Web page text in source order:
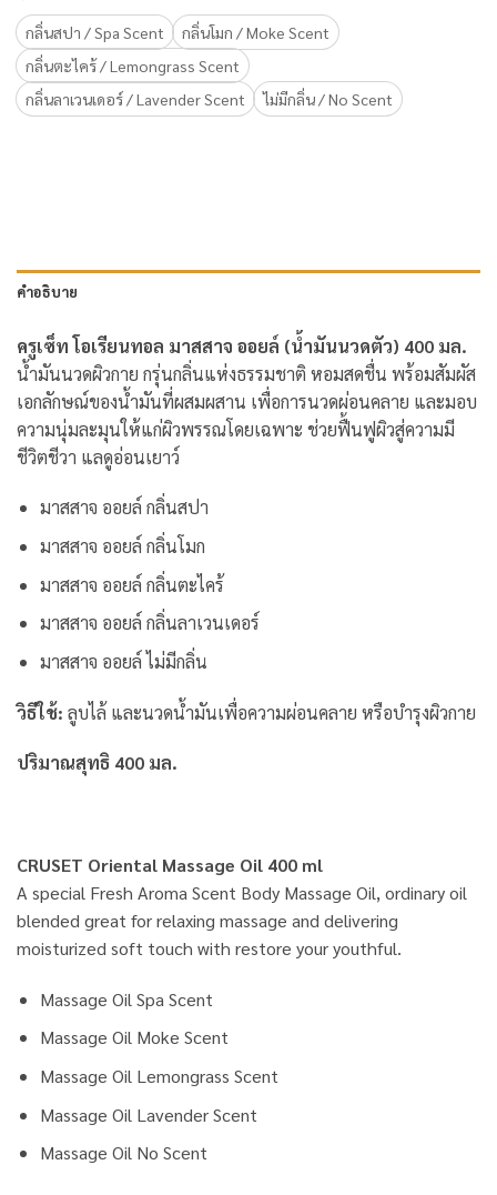
กลิ่นสปา / Spa Scent
กลิ่นโมก / Moke Scent
กลิ่นตะไคร้ / Lemongrass Scent
กลิ่นลาเวนเดอร์ / Lavender Scent
ไม่มีกลิ่น / No Scent
คำอธิบาย
ครูเซ็ท โอเรียนทอล มาสสาจ ออยล์ (น้ำมันนวดตัว) 400 มล.
น้ำมันนวดผิวกาย กรุ่นกลิ่นแห่งธรรมชาติ หอมสดชื่น พร้อมสัมผัส
เอกลักษณ์ของน้ำมันที่ผสมผสาน เพื่อการนวดผ่อนคลาย และมอบ
ความนุ่มละมุนให้แก่ผิวพรรณโดยเฉพาะ ช่วยฟื้นฟูผิวสู่ความมี
ชีวิตชีวา แลดูอ่อนเยาว์
มาสสาจ ออยล์ กลิ่นสปา
มาสสาจ ออยล์ กลิ่นโมก
มาสสาจ ออยล์ กลิ่นตะไคร้
มาสสาจ ออยล์ กลิ่นลาเวนเดอร์
มาสสาจ ออยล์ ไม่มีกลิ่น
วิธีใช้: ลูบไล้ และนวดน้ำมันเพื่อความผ่อนคลาย หรือบำรุงผิวกาย
ปริมาณสุทธิ 400 มล.
CRUSET Oriental Massage Oil 400 ml
A special Fresh Aroma Scent Body Massage Oil, ordinary oil
blended great for relaxing massage and delivering
moisturized soft touch with restore your youthful.
Massage Oil Spa Scent
Massage Oil Moke Scent
Massage Oil Lemongrass Scent
Massage Oil Lavender Scent
Massage Oil No Scent